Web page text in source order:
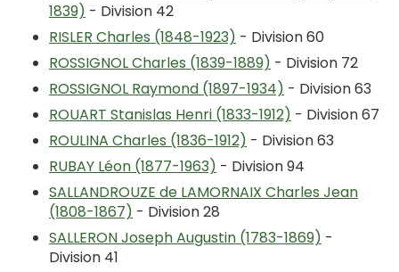
1839) - Division 42
RISLER Charles (1848-1923) - Division 60
ROSSIGNOL Charles (1839-1889) - Division 72
ROSSIGNOL Raymond (1897-1934) - Division 63
ROUART Stanislas Henri (1833-1912) - Division 67
ROULINA Charles (1836-1912) - Division 63
RUBAY Léon (1877-1963) - Division 94
SALLANDROUZE de LAMORNAIX Charles Jean
(1808-1867) - Division 28
SALLERON Joseph Augustin (1783-1869) -
Division 41